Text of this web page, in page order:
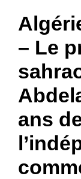
– Le
ans